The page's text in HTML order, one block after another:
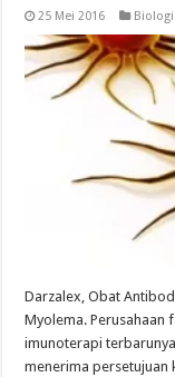
25 Mei 2016
Darzalex, Obat
Myolema. Perusahaan
imunoterapi
menerima persetujuan